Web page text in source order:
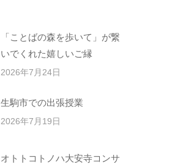
「ことばの森を歩いて」が繋
いでくれた嬉しいご縁
2026年7月24日
生駒市での出張授業
2026年7月19日
オトトコトノハ大安寺コンサ